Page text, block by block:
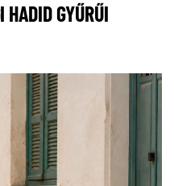
HADID GYŰRŰI